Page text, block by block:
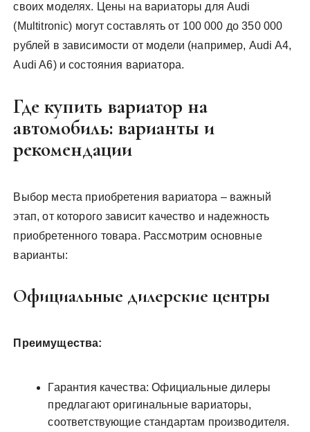
своих моделях. Цены на вариаторы для Audi
(Multitronic) могут составлять от 100 000 до 350 000
рублей в зависимости от модели (например, Audi A4,
Audi A6) и состояния вариатора.
Где купить вариатор на
автомобиль: варианты и
рекомендации
Выбор места приобретения вариатора – важный
этап, от которого зависит качество и надежность
приобретенного товара. Рассмотрим основные
варианты:
Официальные дилерские центры
Преимущества:
Гарантия качества: Официальные дилеры
предлагают оригинальные вариаторы,
соответствующие стандартам производителя.